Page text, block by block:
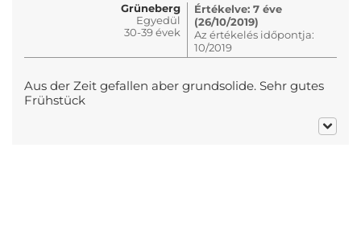
Grüneberg
Egyedül
30-39 évek
Értékelve: 7 éve
(26/10/2019)
Az értékelés időpontja:
10/2019
Aus der Zeit gefallen aber grundsolide. Sehr gutes
Frühstück